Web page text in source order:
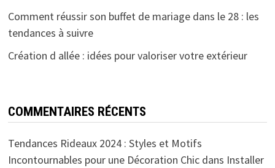
Comment réussir son buffet de mariage dans le 28 : les
tendances à suivre
Création d allée : idées pour valoriser votre extérieur
COMMENTAIRES RÉCENTS
Tendances Rideaux 2024 : Styles et Motifs
Incontournables pour une Décoration Chicdans Installer